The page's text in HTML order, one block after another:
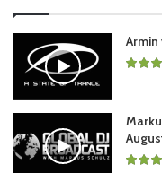
Armin